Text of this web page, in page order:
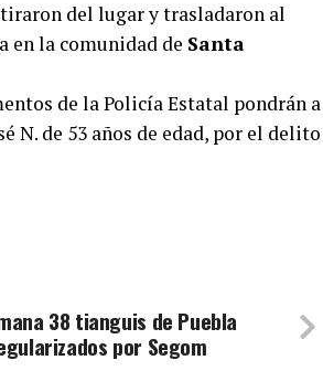
del lugar y trasladaron al
en la comunidad de Santa
de la Policía Estatal pondrán a
N. de 53 años de edad, por el delito
38 tianguis de Puebla
por Segom